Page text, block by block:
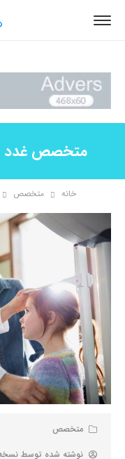
متخصص غدد
خانه متخصص
متخصص
نوشته شده توسط